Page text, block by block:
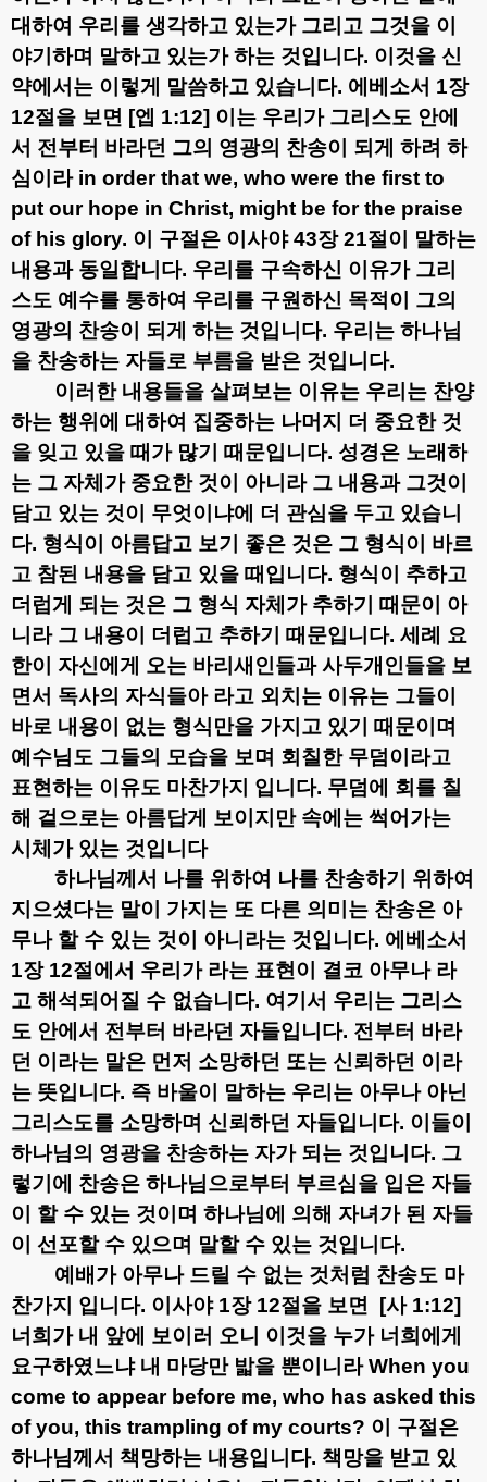
대하여 우리를 생각하고 있는가 그리고 그것을 이
야기하며 말하고 있는가 하는 것입니다. 이것을 신
약에서는 이렇게 말씀하고 있습니다. 에베소서 1장
12절을 보면 [엡 1:12] 이는 우리가 그리스도 안에
서 전부터 바라던 그의 영광의 찬송이 되게 하려 하
심이라in order that we, who were the first to
put our hope in Christ, might be for the praise
of his glory. 이 구절은 이사야43장21절이 말하는
내용과 동일합니다. 우리를 구속하신 이유가 그리
스도 예수를 통하여 우리를 구원하신 목적이 그의
영광의 찬송이 되게 하는 것입니다. 우리는 하나님
을 찬송하는 자들로 부름을 받은 것입니다.
이러한 내용들을 살펴보는 이유는 우리는 찬양
하는 행위에 대하여 집중하는 나머지 더 중요한 것
을 잊고 있을 때가 많기 때문입니다. 성경은 노래하
는 그 자체가 중요한 것이 아니라 그 내용과 그것이
담고 있는 것이 무엇이냐에 더 관심을 두고 있습니
다. 형식이 아름답고 보기 좋은 것은 그 형식이 바르
고 참된 내용을 담고 있을 때입니다. 형식이 추하고
더럽게 되는 것은 그 형식 자체가 추하기 때문이 아
니라 그 내용이 더럽고 추하기 때문입니다. 세례 요
한이 자신에게 오는 바리새인들과 사두개인들을 보
면서 독사의 자식들아 라고 외치는 이유는 그들이
바로 내용이 없는 형식만을 가지고 있기 때문이며
예수님도 그들의 모습을 보며 회칠한 무덤이라고
표현하는 이유도 마찬가지 입니다. 무덤에 회를 칠
해 겉으로는 아름답게 보이지만 속에는 썩어가는
시체가 있는 것입니다
하나님께서 나를 위하여 나를 찬송하기 위하여
지으셨다는 말이 가지는 또 다른 의미는 찬송은 아
무나 할 수 있는 것이 아니라는 것입니다. 에베소서
1장 12절에서 우리가 라는 표현이 결코 아무나 라
고 해석되어질 수 없습니다. 여기서 우리는 그리스
도 안에서 전부터 바라던 자들입니다. 전부터 바라
던 이라는 말은 먼저 소망하던 또는 신뢰하던 이라
는 뜻입니다. 즉 바울이 말하는 우리는 아무나 아닌
그리스도를 소망하며 신뢰하던 자들입니다. 이들이
하나님의 영광을 찬송하는 자가 되는 것입니다. 그
렇기에 찬송은 하나님으로부터 부르심을 입은 자들
이 할 수 있는 것이며 하나님에 의해 자녀가 된 자들
이 선포할 수 있으며 말할 수 있는 것입니다.
예배가 아무나 드릴 수 없는 것처럼 찬송도 마
찬가지 입니다. 이사야1장 12절을 보면 [사1:12]
너희가 내 앞에 보이러 오니 이것을 누가 너희에게
요구하였느냐 내 마당만 밟을 뿐이니라When you
come to appear before me, who has asked this
of you, this trampling of my courts? 이 구절은
하나님께서 책망하는 내용입니다. 책망을 받고 있